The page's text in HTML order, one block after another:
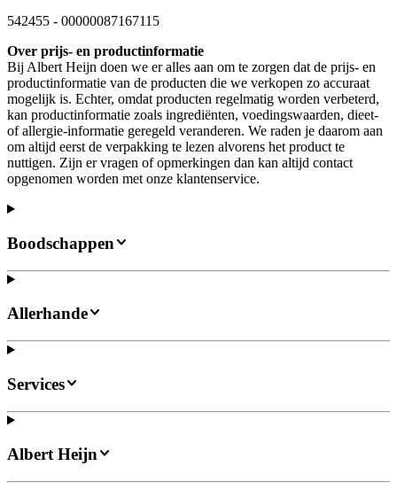
542455 - 00000087167115
Over prijs- en productinformatie
Bij Albert Heijn doen we er alles aan om te zorgen dat de prijs- en
productinformatie van de producten die we verkopen zo accuraat
mogelijk is. Echter, omdat producten regelmatig worden verbeterd,
kan productinformatie zoals ingrediënten, voedingswaarden, dieet-
of allergie-informatie geregeld veranderen. We raden je daarom aan
om altijd eerst de verpakking te lezen alvorens het product te
nuttigen. Zijn er vragen of opmerkingen dan kan altijd contact
opgenomen worden met onze klantenservice.
Boodschappen
Allerhande
Services
Albert Heijn